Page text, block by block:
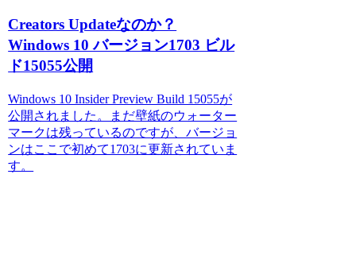
Creators Updateなのか？
Windows 10 バージョン1703 ビル
ド15055公開
Windows 10 Insider Preview Build 15055が
公開されました。まだ壁紙のウォーター
マークは残っているのですが、バージョ
ンはここで初めて1703に更新されていま
す。